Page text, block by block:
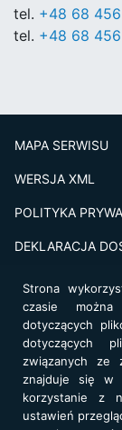
tel. +48 68
tel. +48 68
MAPA SERWISU
WERSJA XML
POLITYKA
DEKLARACJA
Projekt i realizacja:
Strona
czasie
dotyczących
dotyczących
związanych ze
znajduje się w
korzystanie z
ustawień